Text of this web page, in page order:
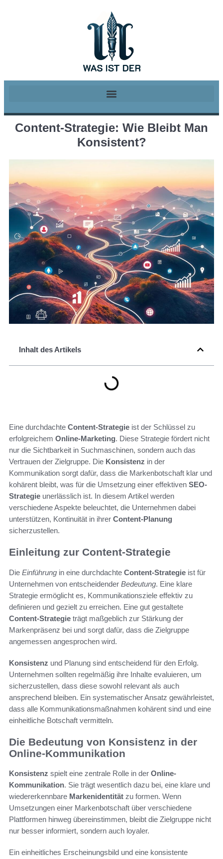
Content-Strategie: Wie Bleibt Man
Konsistent?
Inhalt des Artikels
Eine durchdachte Content-Strategie ist der Schlüssel zu
erfolgreichem Online-Marketing. Diese Strategie fördert nicht
nur die Sichtbarkeit in Suchmaschinen, sondern auch das
Vertrauen der Zielgruppe. Die Konsistenz in der
Kommunikation sorgt dafür, dass die Markenbotschaft klar und
kohärent bleibt, was für die Umsetzung einer effektiven SEO-
Strategie unerlässlich ist. In diesem Artikel werden
verschiedene Aspekte beleuchtet, die Unternehmen dabei
unterstützen, Kontinuität in ihrer Content-Planung
sicherzustellen.
Einleitung zur Content-Strategie
Die Einführung in eine durchdachte Content-Strategie ist für
Unternehmen von entscheidender Bedeutung. Eine klare
Strategie ermöglicht es, Kommunikationsziele effektiv zu
definieren und gezielt zu erreichen. Eine gut gestaltete
Content-Strategie trägt maßgeblich zur Stärkung der
Markenpräsenz bei und sorgt dafür, dass die Zielgruppe
angemessen angesprochen wird.
Konsistenz und Planung sind entscheidend für den Erfolg.
Unternehmen sollten regelmäßig ihre Inhalte evaluieren, um
sicherzustellen, dass diese sowohl relevant als auch
ansprechend bleiben. Ein systematischer Ansatz gewährleistet,
dass alle Kommunikationsmaßnahmen kohärent sind und eine
einheitliche Botschaft vermitteln.
Die Bedeutung von Konsistenz in der
Online-Kommunikation
Konsistenz spielt eine zentrale Rolle in der Online-
Kommunikation. Sie trägt wesentlich dazu bei, eine klare und
wiedererkennbare Markenidentität zu formen. Wenn
Umsetzungen einer Markenbotschaft über verschiedene
Plattformen hinweg übereinstimmen, bleibt die Zielgruppe nicht
nur besser informiert, sondern auch loyaler.
Ein einheitliches Erscheinungsbild und eine konsistente